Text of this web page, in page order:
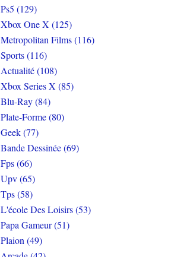
Ps5 (129)
Xbox One X (125)
Metropolitan Films (116)
Sports (116)
Actualité (108)
Xbox Series X (85)
Blu-Ray (84)
Plate-Forme (80)
Geek (77)
Bande Dessinée (69)
Fps (66)
Upv (65)
Tps (58)
L'école Des Loisirs (53)
Papa Gameur (51)
Plaion (49)